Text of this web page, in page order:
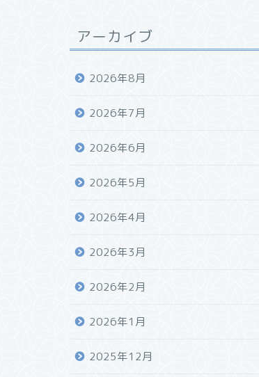
アーカイブ
2026年8月
2026年7月
2026年6月
2026年5月
2026年4月
2026年3月
2026年2月
2026年1月
2025年12月